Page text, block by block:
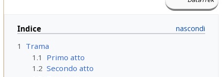
Indice
1
Trama
1.1
Primo atto
1.2 Secondo atto